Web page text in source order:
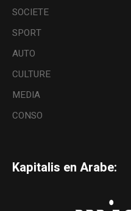
SOCIETE
SPORT
AUTO
CULTURE
MEDIA
CONSO
Kapitalis en Arabe: